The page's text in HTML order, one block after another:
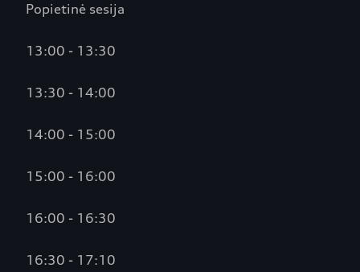
Popietinė sesija
13:00 - 13:30
13:30 - 14:00
14:00 - 15:00
15:00 - 16:00
16:00 - 16:30
16:30 - 17:10